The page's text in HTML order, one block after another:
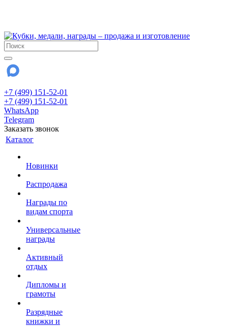
+7 (499) 151-52-01
+7 (499) 151-52-01
WhatsApp
Telegram
Заказать звонок
Каталог
Новинки
Распродажа
Награды по
видам спорта
Универсальные
награды
Активный
отдых
Дипломы и
грамоты
Разрядные
книжки и